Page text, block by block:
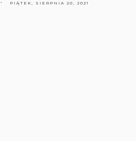
PIĄTEK, SIERPNIA 20, 2021